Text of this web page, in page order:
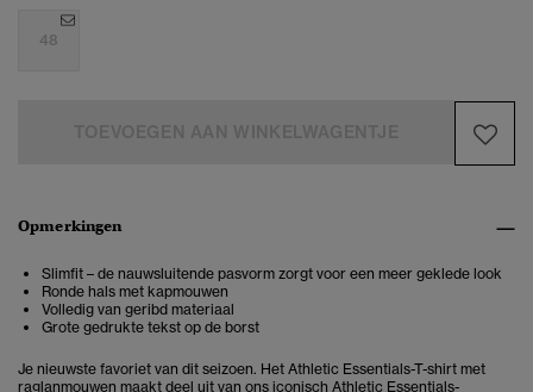
48
Opmerkingen
Slimfit – de nauwsluitende pasvorm zorgt voor een meer geklede look
Ronde hals met kapmouwen
Volledig van geribd materiaal
Grote gedrukte tekst op de borst
Je nieuwste favoriet van dit seizoen. Het Athletic Essentials-T-shirt met
raglanmouwen maakt deel uit van ons iconisch Athletic Essentials-